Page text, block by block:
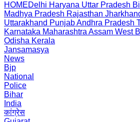
HOMEDelhi Haryana Uttar Pradesh
Madhya Pradesh Rajasthan
Uttarakhand PunjabAndhra Pradesh
Karnataka Maharashtra Assam West
Odisha Kerala
Jansamasya
News
Bjp
National
Police
Bihar
India
कांग्रेस